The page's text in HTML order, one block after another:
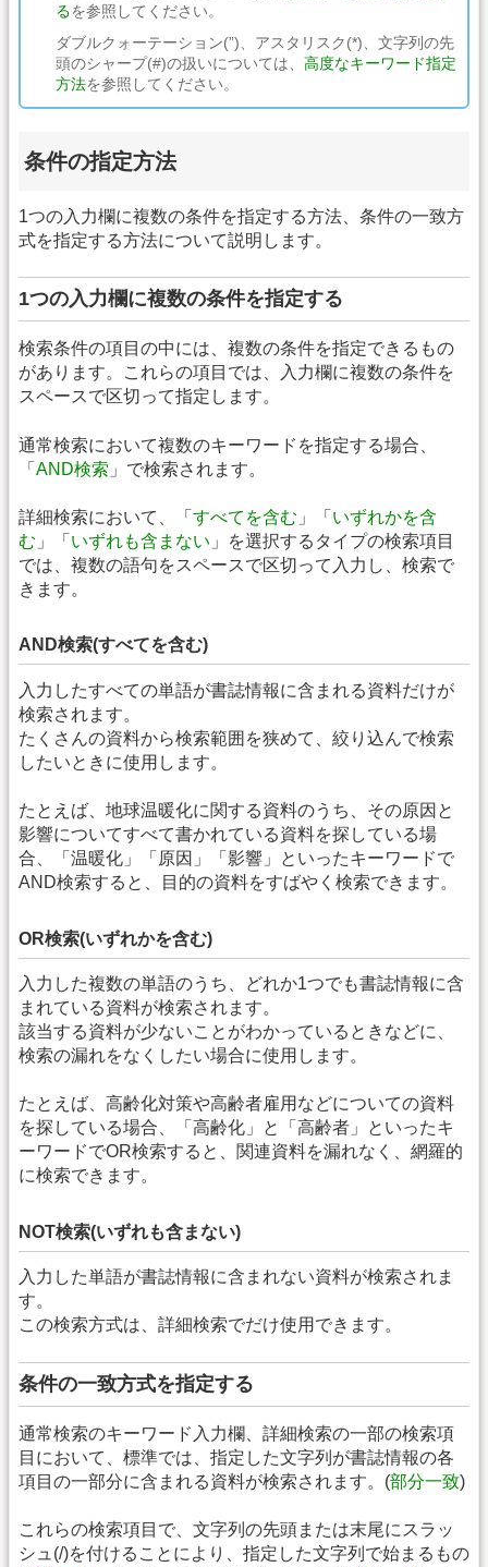
るを参照してください。
ダブルクォーテーション(”)、アスタリスク(*)、文字列の先
頭のシャープ(#)の扱いについては、 高度なキーワード指定
方法を参照してください。
条件の指定方法
1つの入力欄に複数の条件を指定する方法、条件の一致方
式を指定する方法について説明します。
1つの入力欄に複数の条件を指定する
検索条件の項目の中には、複数の条件を指定できるもの
があります。これらの項目では、入力欄に複数の条件を
スペースで区切って指定します。
通常検索において複数のキーワードを指定する場合、
「 AND検索 」で検索されます。
詳細検索において、「 すべてを含む 」「 いずれかを含
む 」「 いずれも含まない 」を選択するタイプの検索項目
では、複数の語句をスペースで区切って入力し、検索で
きます。
AND検索(すべてを含む)
入力したすべての単語が書誌情報に含まれる資料だけが
検索されます。
たくさんの資料から検索範囲を狭めて、絞り込んで検索
したいときに使用します。
たとえば、地球温暖化に関する資料のうち、その原因と
影響についてすべて書かれている資料を探している場
合、「温暖化」「原因」「影響」といったキーワードで
AND検索すると、目的の資料をすばやく検索できます。
OR検索(いずれかを含む)
入力した複数の単語のうち、どれか1つでも書誌情報に含
まれている資料が検索されます。
該当する資料が少ないことがわかっているときなどに、
検索の漏れをなくしたい場合に使用します。
たとえば、高齢化対策や高齢者雇用などについての資料
を探している場合、「高齢化」と「高齢者」といったキ
ーワードでOR検索すると、関連資料を漏れなく、網羅的
に検索できます。
NOT検索(いずれも含まない)
入力した単語が書誌情報に含まれない資料が検索されま
す。
この検索方式は、詳細検索でだけ使用できます。
条件の一致方式を指定する
通常検索のキーワード入力欄、詳細検索の一部の検索項
目において、標準では、指定した文字列が書誌情報の各
項目の一部分に含まれる資料が検索されます。(部分一致)
これらの検索項目で、文字列の先頭または末尾にスラッ
シュ(/)を付けることにより、指定した文字列で始まるもの